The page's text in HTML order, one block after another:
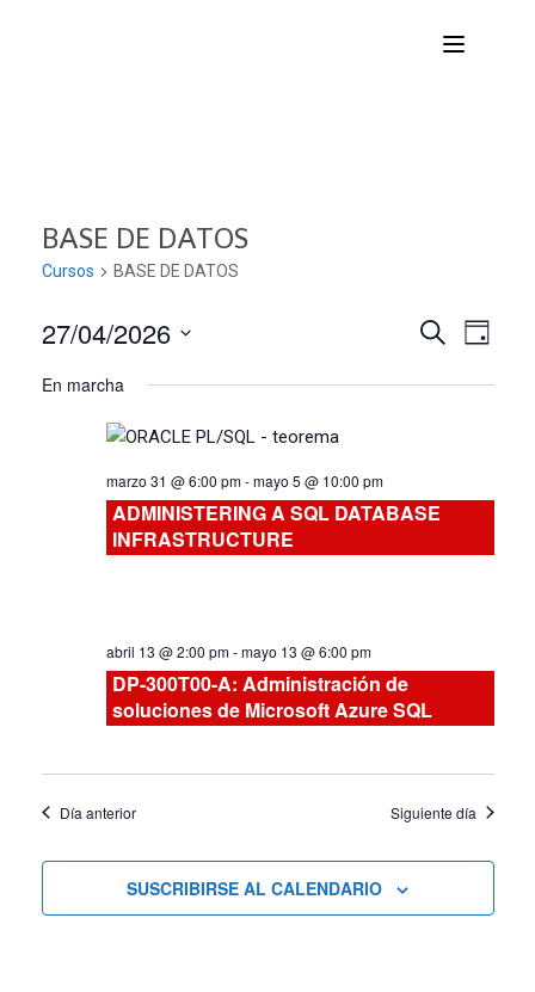
BASE DE DATOS
Cursos BASE DE DATOS
de
y
vistas
Cursos
BUSCAR
de
DÍA
27/04/2026
fecha.
En marcha
marzo 31 @ 6:00 pm-mayo 5 @ 10:00 pm
ADMINISTERING A SQL DATABASE
INFRASTRUCTURE
abril 13 @ 2:00 pm-mayo 13 @ 6:00 pm
DP-300T00-A: Administración de
soluciones de Microsoft Azure SQL
Día anterior Siguiente día
SUSCRIBIRSE AL CALENDARIO